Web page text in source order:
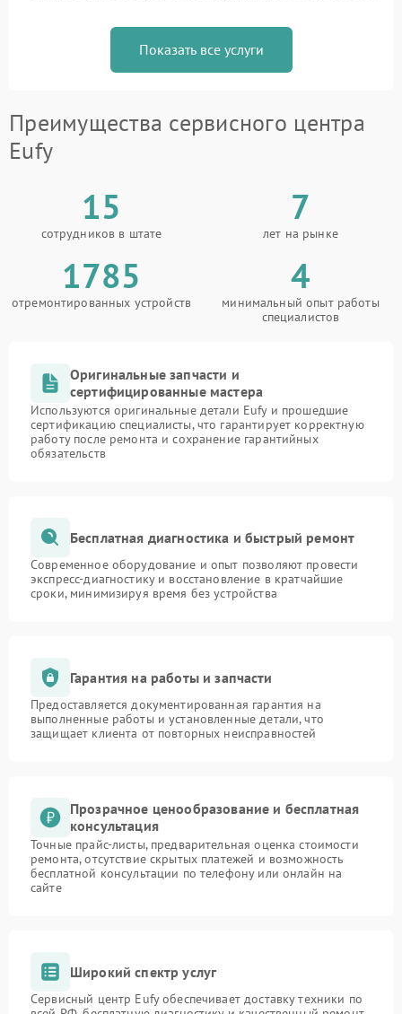
Показать все услуги
Преимущества сервисного центра
Eufy
15
сотрудников в штате
7
лет на рынке
1785
отремонтированных устройств
4
минимальный опыт работы
специалистов
Оригинальные запчасти и
сертифицированные мастера
Используются оригинальные детали Eufy и прошедшие
сертификацию специалисты, что гарантирует корректную
работу после ремонта и сохранение гарантийных
обязательств
Бесплатная диагностика и быстрый ремонт
Современное оборудование и опыт позволяют провести
экспресс-диагностику и восстановление в кратчайшие
сроки, минимизируя время без устройства
Гарантия на работы и запчасти
Предоставляется документированная гарантия на
выполненные работы и установленные детали, что
защищает клиента от повторных неисправностей
Прозрачное ценообразование и бесплатная
консультация
Точные прайс-листы, предварительная оценка стоимости
ремонта, отсутствие скрытых платежей и возможность
бесплатной консультации по телефону или онлайн на
сайте
Широкий спектр услуг
Сервисный центр Eufy обеспечивает доставку техники по